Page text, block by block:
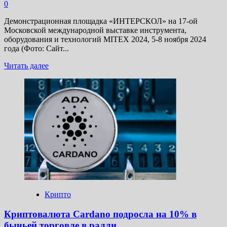
0
Демонстрационная площадка «ИНТЕРСКОЛ» на 17-ой
Московской международной выставке инструмента,
оборудования и технологий MITEX 2024, 5-8 ноября 2024
года (Фото: Сайт...
Читать далееПрочитать
Производитель
электроинструмента
«Интерскол»
планирует
провести
pre-
на
Мосбирже
в
2024
—
январе
Крипто
Криптовалюта Cardano подросла на 10% в